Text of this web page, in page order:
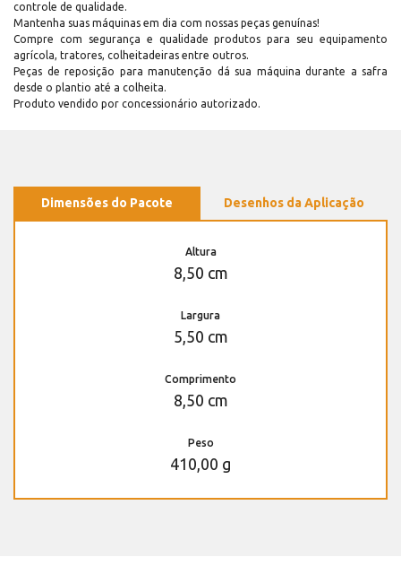
controle de qualidade.
Mantenha suas máquinas em dia com nossas peças genuínas!
Compre com segurança e qualidade produtos para seu equipamento
agrícola, tratores, colheitadeiras entre outros.
Peças de reposição para manutenção dá sua máquina durante a safra
desde o plantio até a colheita.
Produto vendido por concessionário autorizado.
Dimensões do Pacote Desenhos da Aplicação
Altura
8,50 cm
Largura
5,50 cm
Comprimento
8,50 cm
Peso
410,00 g